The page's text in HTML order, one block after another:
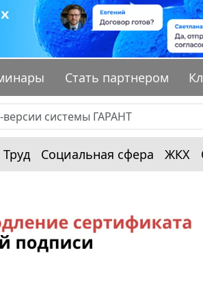
Стать партнером
Труд Социальная сфера ЖКХ